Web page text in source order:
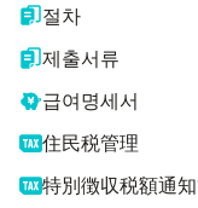
절차
제출서류
급여명세서
住民税管理
特別徴収税額通